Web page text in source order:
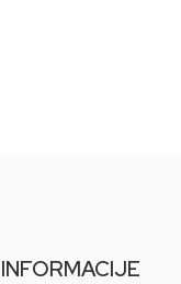
INFORMACIJE